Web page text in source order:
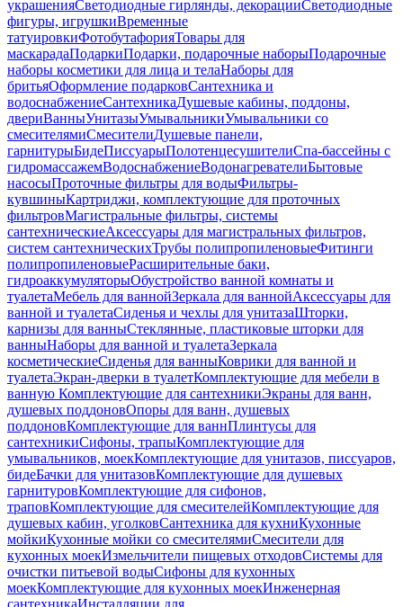
украшенияСветодиодные гирлянды, декорацииСветодиодные
фигуры, игрушкиВременные
татуировкиФотобутафорияТовары для
маскарадаПодаркиПодарки, подарочные наборыПодарочные
наборы косметики для лица и телаНаборы для
бритьяОформление подарковСантехника и
водоснабжениеСантехникаДушевые кабины, поддоны,
двериВанныУнитазыУмывальникиУмывальники со
смесителямиСмесителиДушевые панели,
гарнитурыБидеПиссуарыПолотенцесушителиСпа-бассейны с
гидромассажемВодоснабжениеВодонагревателиБытовые
насосыПроточные фильтры для водыФильтры-
кувшиныКартриджи, комплектующие для проточных
фильтровМагистральные фильтры, системы
сантехническиеАксессуары для магистральных фильтров,
систем сантехническихТрубы полипропиленовыеФитинги
полипропиленовыеРасширительные баки,
гидроаккумуляторыОбустройство ванной комнаты и
туалетаМебель для ваннойЗеркала для ваннойАксессуары для
ванной и туалетаСиденья и чехлы для унитазаШторки,
карнизы для ванныСтеклянные, пластиковые шторки для
ванныНаборы для ванной и туалетаЗеркала
косметическиеСиденья для ванныКоврики для ванной и
туалетаЭкран-дверки в туалетКомплектующие для мебели в
ванную Комплектующие для сантехникиЭкраны для ванн,
душевых поддоновОпоры для ванн, душевых
поддоновКомплектующие для ваннПлинтусы для
сантехникиСифоны, трапыКомплектующие для
умывальников, моекКомплектующие для унитазов, писсуаров,
бидеБачки для унитазовКомплектующие для душевых
гарнитуровКомплектующие для сифонов,
траповКомплектующие для смесителейКомплектующие для
душевых кабин, уголковСантехника для кухниКухонные
мойкиКухонные мойки со смесителямиСмесители для
кухонных моекИзмельчители пищевых отходовСистемы для
очистки питьевой водыСифоны для кухонных
моекКомплектующие для кухонных моекИнженерная
сантехникаИнсталляции для